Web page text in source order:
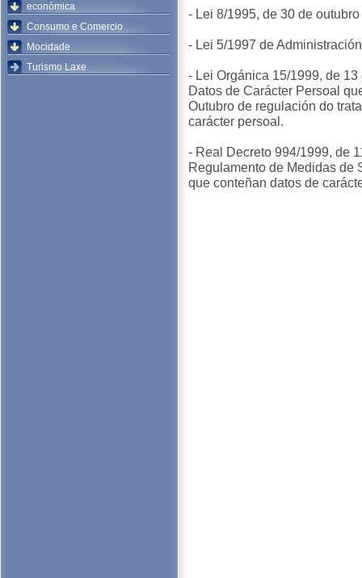
económica
Consumo e Comercio
Mocidade
Turismo Laxe
- Lei 8/1995, de 30 de
- Lei 5/1997 de
- Lei Orgánica 15/1999, de
Datos de Carácter Persoal
Outubro de regulación do
carácter persoal.
- Real Decreto 994/1999, de
Regulamento de Medidas de
que conteñan datos de